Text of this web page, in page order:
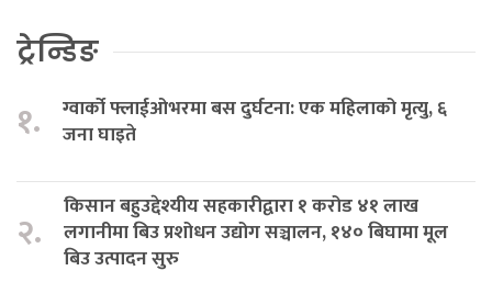
ट्रेन्डिङ
१.
ग्वार्को फ्लाईओभरमा बस दुर्घटना: एक महिलाको मृत्यु, ६
जना घाइते
२.
किसान बहुउद्देश्यीय सहकारीद्वारा १ करोड ४१ लाख
लगानीमा बिउ प्रशोधन उद्योग सञ्चालन, १४० बिघामा मूल
बिउ उत्पादन सुरु